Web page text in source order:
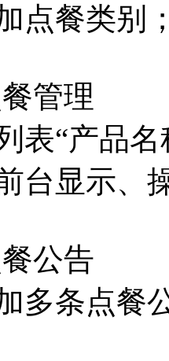
点餐类别
管理
表“产品
台显示、
公告
多条点餐